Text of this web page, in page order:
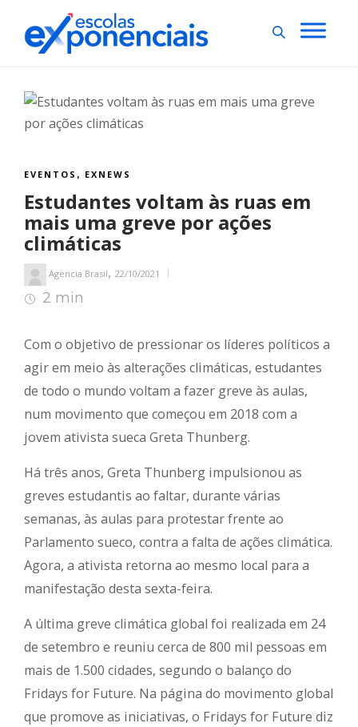
EVENTOS , EXNEWS
Estudantes voltam às ruas em
mais uma greve por ações
climáticas
Agencia Brasil, 22/10/2021
2 min
Com o objetivo de pressionar os líderes políticos a
agir em meio às alterações climáticas, estudantes
de todo o mundo voltam a fazer greve às aulas,
num movimento que começou em 2018 com a
jovem ativista sueca Greta Thunberg.
Há três anos, Greta Thunberg impulsionou as
greves estudantis ao faltar, durante várias
semanas, às aulas para protestar frente ao
Parlamento sueco, contra a falta de ações climática.
Agora, a ativista retorna ao mesmo local para a
manifestação desta sexta-feira.
A última greve climática global foi realizada em 24
de setembro e reuniu cerca de 800 mil pessoas em
mais de 1.500 cidades, segundo o balanço do
Fridays for Future. Na página do movimento global
que promove as iniciativas, o Fridays for Future diz